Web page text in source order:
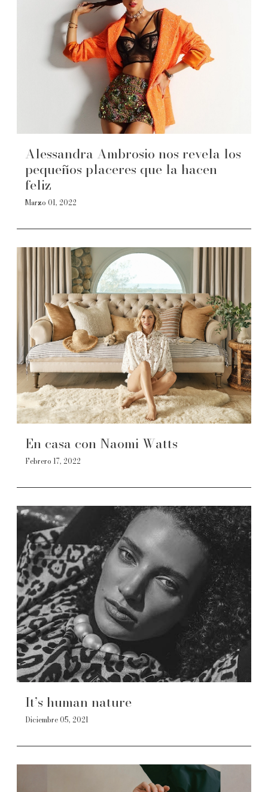
Alessandra Ambrosio nos revela los
pequeños placeres que la hacen
feliz
Marzo 01, 2022
En casa con Naomi Watts
Febrero 17, 2022
It’s human nature
Diciembre 05, 2021